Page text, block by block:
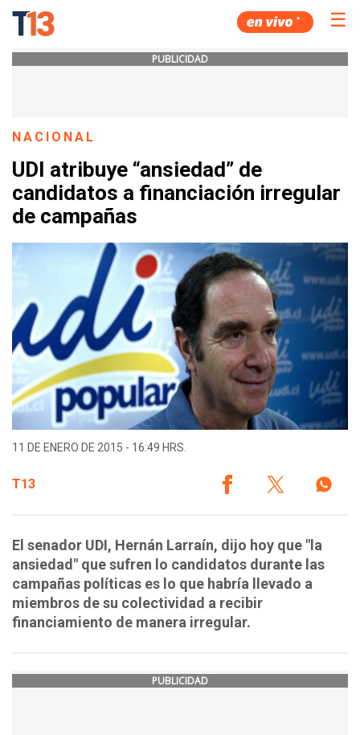
☰
PUBLICIDAD
NACIONAL
UDI atribuye “ansiedad” de
candidatos a financiación irregular
de campañas
11 DE ENERO DE 2015 - 16:49 HRS.
T13
El senador UDI, Hernán Larraín, dijo hoy que "la
ansiedad" que sufren lo candidatos durante las
campañas políticas es lo que habría llevado a
miembros de su colectividad a recibir
financiamiento de manera irregular.
PUBLICIDAD